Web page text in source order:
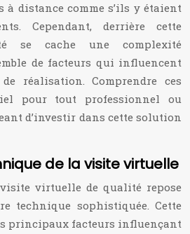
à distance comme s’ils y étaient
Cependant, derrière cette
se cache une complexité
de facteurs qui influencent
réalisation. Comprendre ces
pour tout professionnel ou
d’investir dans cette solution
de la visite virtuelle
virtuelle de qualité repose
technique sophistiquée. Cette
principaux facteurs influençant